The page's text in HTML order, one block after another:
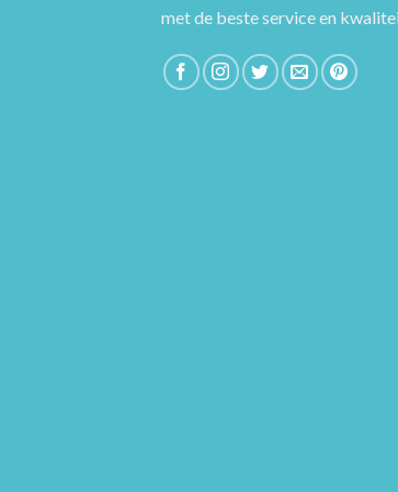
met de beste service en